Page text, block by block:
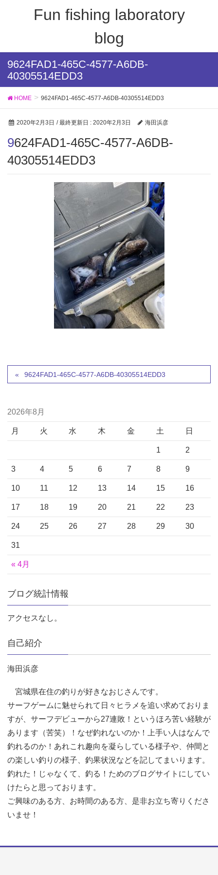
Fun fishing laboratory
blog
9624FAD1-465C-4577-A6DB-
40305514EDD3
HOME 9624FAD1-465C-4577-A6DB-40305514EDD3
2020年2月3日 / 最終更新日 : 2020年2月3日 海田浜彦
9624FAD1-465C-4577-A6DB-
40305514EDD3
9624FAD1-465C-4577-A6DB-40305514EDD3
2026年8月
月 火 水 木 金 土 日
« 4月
1 2
3 4 5 6 7 8 9
10 11 12 13 14 15 16
17 18 19 20 21 22 23
24 25 26 27 28 29 30
31
ブログ統計情報
アクセスなし。
自己紹介
海田浜彦
宮城県在住の釣りが好きなおじさんです。
サーフゲームに魅せられて日々ヒラメを追い求めておりま
すが、サーフデビューから27連敗！というほろ苦い経験が
あります（苦笑）！なぜ釣れないのか！上手い人はなんで
釣れるのか！あれこれ趣向を凝らしている様子や、仲間と
の楽しい釣りの様子、釣果状況などを記してまいります。
釣れた！じゃなくて、釣る！ためのブログサイトにしてい
けたらと思っております。
ご興味のある方、お時間のある方、是非お立ち寄りくださ
いませ！